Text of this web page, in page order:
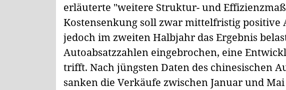
erläuterte "weitere Struktur- und
Kostensenkung soll zwar mittelfristig
jedoch im zweiten Halbjahr das Ergebnis
Autoabsatzzahlen eingebrochen, eine
trifft. Nach jüngsten Daten des chinesischen
sanken die Verkäufe zwischen Januar und